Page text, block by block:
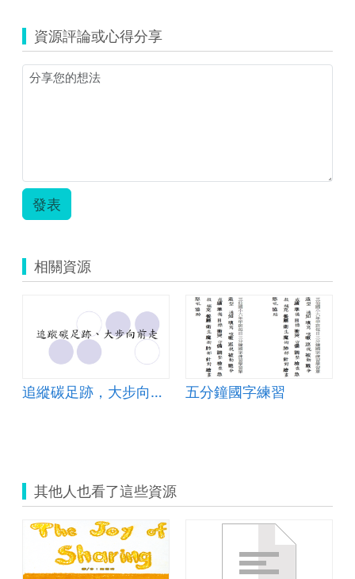
資源評論或心得分享
發表
相關資源
追縱碳足跡，大步向前走 五分鐘國字練習
其他人也看了這些資源